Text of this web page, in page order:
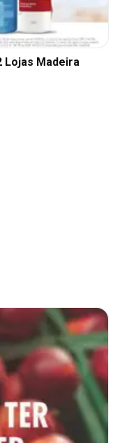
Lojas Madeira